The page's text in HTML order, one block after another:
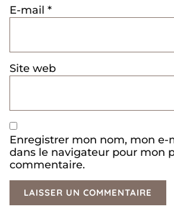
E-mail *
Site web
Enregistrer mon nom, mon
dans le navigateur pour mon
commentaire.